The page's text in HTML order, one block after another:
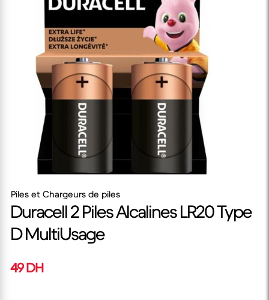
Piles et Chargeurs de piles
Duracell 2 Piles Alcalines LR20 Type
D MultiUsage
49 DH